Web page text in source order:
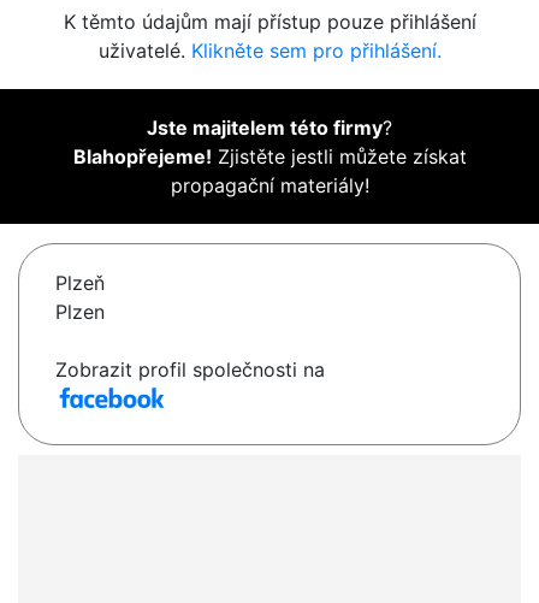
K těmto údajům mají přístup pouze přihlášení
uživatelé. Klikněte sem pro přihlášení.
Jste majitelem této firmy?
Blahopřejeme! Zjistěte jestli můžete získat
propagační materiály!
Plzeň
Plzen
Zobrazit profil společnosti na